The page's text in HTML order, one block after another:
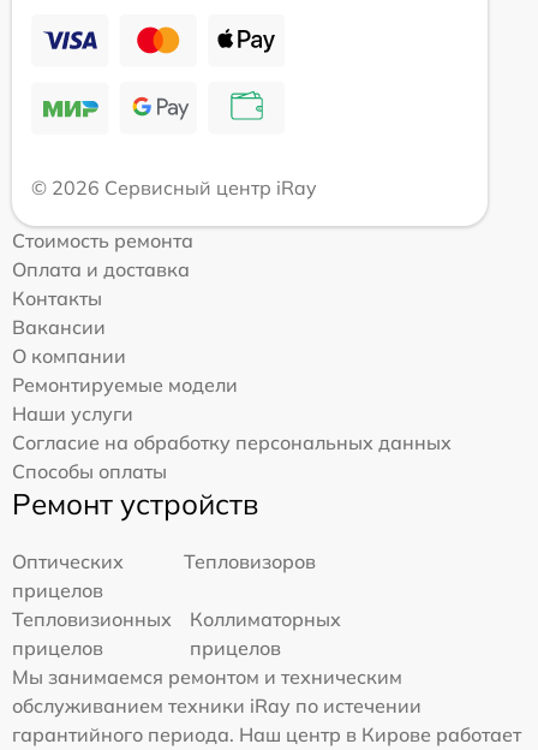
© 2026 Сервисный центр iRay
Стоимость ремонта
Оплата и доставка
Контакты
Вакансии
О компании
Ремонтируемые модели
Наши услуги
Согласие на обработку персональных данных
Способы оплаты
Ремонт устройств
Оптических
прицелов
Тепловизоров
Тепловизионных
прицелов
Коллиматорных
прицелов
Мы занимаемся ремонтом и техническим
обслуживанием техники iRay по истечении
гарантийного периода. Наш центр в Кирове работает